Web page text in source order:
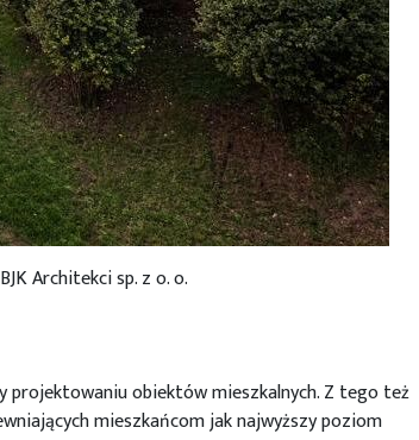
Architekci sp. z o. o.
projektowaniu obiektów mieszkalnych. Z tego też
mieszkańcom jak najwyższy poziom